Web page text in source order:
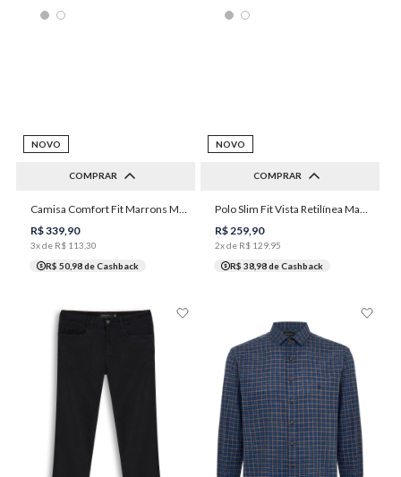
NOVO
COMPRAR
3 4 5 6
Camisa Comfort Fit Marrons Masculina Individual
R$339,90
3x de R$ 113 30
R$ 50,98de Cashback
NOVO
COMPRAR
P M G GG
Polo Slim Fit Vista Retilínea Masculina Individual
R$259,90
2x de R$ 129 95
R$ 38,98de Cashback